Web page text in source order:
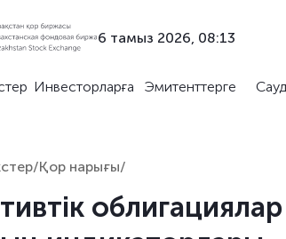
6 тамыз 2026, 08:13
Инвесторларға Эмитенттерге
/Қор нарығы/
облигациялар